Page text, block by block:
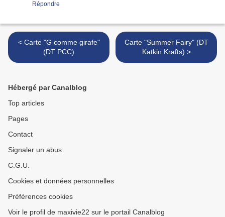
Répondre
< Carte "G comme girafe"
(DT PCC)
Carte "Summer Fairy" (DT
Katkin Krafts) >
Hébergé par Canalblog
Top articles
Pages
Contact
Signaler un abus
C.G.U.
Cookies et données personnelles
Préférences cookies
Voir le profil de maxivie22 sur le portail Canalblog